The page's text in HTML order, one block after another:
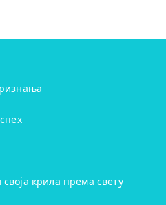
крила према свету